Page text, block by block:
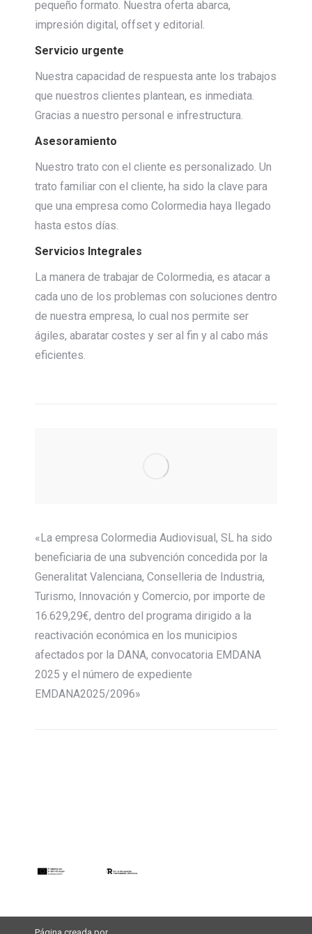
pequeño formato. Nuestra oferta abarca,
impresión digital, offset y editorial.
Servicio urgente
Nuestra capacidad de respuesta ante los trabajos
que nuestros clientes plantean, es inmediata.
Gracias a nuestro personal e infrestructura.
Asesoramiento
Nuestro trato con el cliente es personalizado. Un
trato familiar con el cliente, ha sido la clave para
que una empresa como Colormedia haya llegado
hasta estos días.
Servicios Integrales
La manera de trabajar de Colormedia, es atacar a
cada uno de los problemas con soluciones dentro
de nuestra empresa, lo cual nos permite ser
ágiles, abaratar costes y ser al fin y al cabo más
eficientes.
«La empresa Colormedia Audiovisual, SL ha sido
beneficiaria de una subvención concedida por la
Generalitat Valenciana, Conselleria de Industria,
Turismo, Innovación y Comercio, por importe de
16.629,29€, dentro del programa dirigido a la
reactivación económica en los municipios
afectados por la DANA, convocatoria EMDANA
2025 y el número de expediente
EMDANA2025/2096»